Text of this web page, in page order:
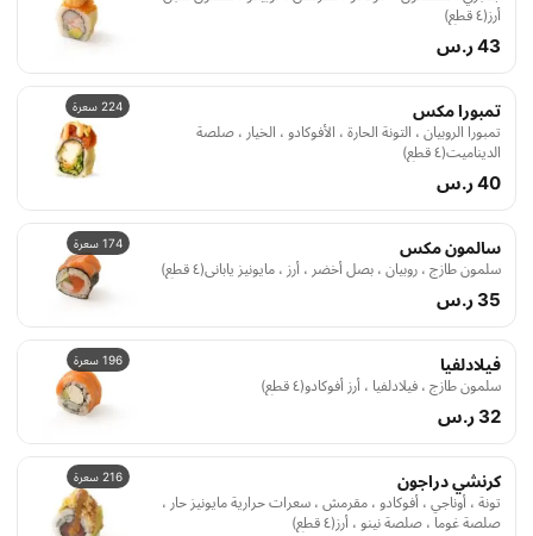
أرز(٤ قطع)
43 ر.س
224 سعرة تمبورا مكس
تمبورا الروبيان ، التونة الحارة ، الأفوكادو ، الخيار ، صلصة
الديناميت(٤ قطع)
40 ر.س
174 سعرة سالمون مكس
سلمون طازج ، روبيان ، بصل أخضر ، أرز ، مايونيز ياباني(٤ قطع)
35 ر.س
196 سعرة فيلادلفيا
سلمون طازج ، فيلادلفيا ، أرز أفوكادو(٤ قطع)
32 ر.س
216 سعرة كرنشي دراجون
تونة ، أوناجي ، أفوكادو ، مقرمش ، سعرات حرارية مايونيز حار ،
صلصة غوما ، صلصة نينو ، أرز(٤ قطع)